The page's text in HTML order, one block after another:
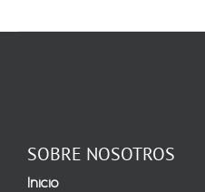
SOBRE NOSOTROS
Inicio